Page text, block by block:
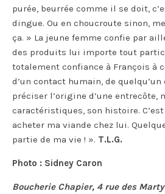
purée, beurrée comme il se doit,
dingue. Ou en choucroute sinon,
ça. » La jeune femme confie par
des produits lui importe tout
totalement confiance à François à
d’un contact humain, de
préciser l’origine d’une entrecôte,
caractéristiques, son histoire.
acheter ma viande chez lui.
partie de ma vie ! ». T.L.G.
Photo : Sidney Caron
Boucherie Chapier, 4 rue des